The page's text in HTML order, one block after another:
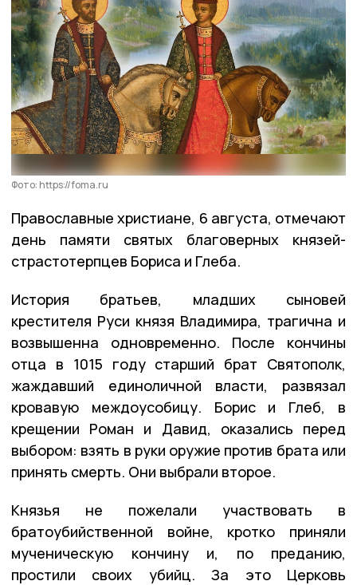
Фото: https://foma.ru
Православные христиане, 6 августа, отмечают
день памяти святых благоверных князей-
страстотерпцев Бориса и Глеба.
История братьев, младших сыновей
крестителя Руси князя Владимира, трагична и
возвышенна одновременно. После кончины
отца в 1015 году старший брат Святополк,
жаждавший единоличной власти, развязал
кровавую междоусобицу. Борис и Глеб, в
крещении Роман и Давид, оказались перед
выбором: взять в руки оружие против брата или
принять смерть. Они выбрали второе.
Князья не пожелали участвовать в
братоубийственной войне, кротко приняли
мученическую кончину и, по преданию,
простили своих убийц. За это Церковь